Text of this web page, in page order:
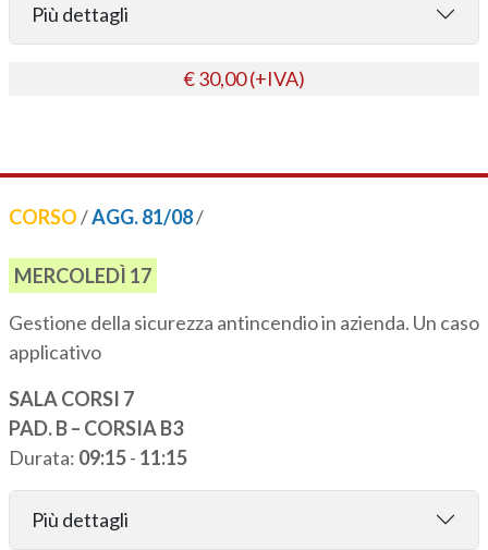
Più dettagli
€ 30,00 (+IVA)
CORSO/AGG. 81/08/
MERCOLEDÌ 17
Gestione della sicurezza antincendio in azienda. Un caso
applicativo
SALA CORSI 7
PAD. B – CORSIA B3
Durata: 09:15- 11:15
Più dettagli